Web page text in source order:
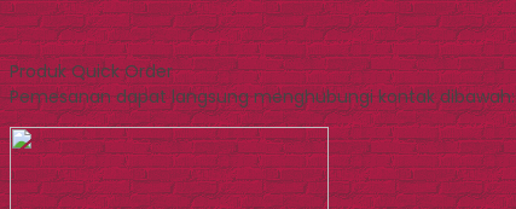
Produk Quick Order
Pemesanan dapat langsung menghubungi kontak dibawah: